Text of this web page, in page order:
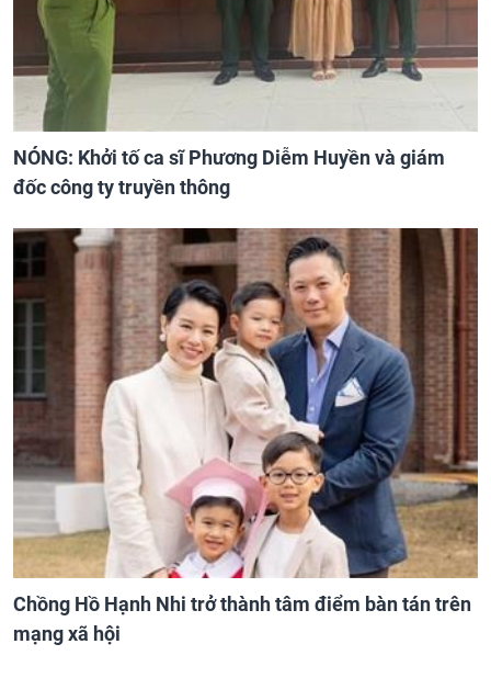
NÓNG: Khởi tố ca sĩ Phương Diễm Huyền và giám
đốc công ty truyền thông
Chồng Hồ Hạnh Nhi trở thành tâm điểm bàn tán trên
mạng xã hội